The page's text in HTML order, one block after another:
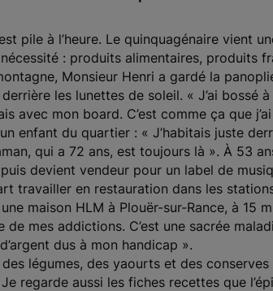
pile à l’heure. Le quinquagénaire vient
: produits alimentaires, produits
Monsieur Henri a gardé la
les lunettes de soleil. « J’ai bossé
avec mon board. C’est comme ça que
enfant du quartier : « J’habitais juste
qui a 72 ans, est toujours là ». À 53
devient vendeur pour un label de
travailler en restauration dans les
maison HLM à Plouër-sur-Rance, à 15
mes addictions. C’est une sacrée
dus à mon handicap ».
légumes, des yaourts et des conserves
regarde aussi les fiches recettes que